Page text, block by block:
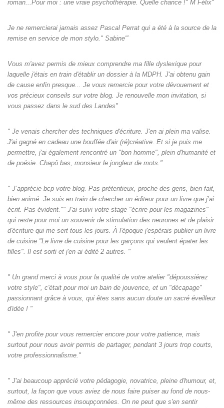
roman...Pour moi : une vraie psychothérapie. Quelle chance !" M Félix"
Je ne remercierai jamais assez Pascal Perrat qui a été à la source de la
remise en service de mon stylo." Sabine"`
Vous m'avez permis de mieux comprendre ma fille dyslexique pour
laquelle j'étais en train d'établir un dossier à la MDPH. J'ai obtenu gain
de cause enfin presque... Je vous remercie pour votre dévouement et
vos précieux conseils sur votre blog. Je renouvelle mon invitation, si
vous passez dans le sud des Landes"
" Je venais chercher des techniques d'écriture. J'en ai plein ma valise.
J'ai gagné en cadeau une bouffée d'air (ré)créative. Et si je puis me
permettre, j'ai également rencontré un "bon homme", plein d'humanité et
de poésie. Chapô bas, monsieur le jongleur de mots."
" J’apprécie bcp votre blog. Pas prétentieux, proche des gens, bien fait,
bien animé. Je suis en train de chercher un éditeur pour un livre que j’ai
écrit. Pas évident."" J'ai suivi votre stage "écrire pour les magazines"
qui reste pour moi un souvenir de stimulation des neurones et de plaisir
d'écriture qui me sert tous les jours. À l'époque j'espérais publier un livre
de cuisine "Le livre de cuisine pour les garçons qui veulent épater les
filles". Il est sorti et j'en ai édité 2 autres. "
" Un grand merci à vous pour la qualité de votre atelier "dépoussiérez
votre style", c'était pour moi un bain de jouvence, et un "décapage"
passionnant grâce à vous, qui êtes sans aucun doute un sacré éveilleur
d'idée ! "
" J'en profite pour vous remercier encore pour votre patience, mais
surtout pour nous avoir permis de partager, pendant 3 jours trop courts,
votre professionnalisme."
" J'ai beaucoup apprécié votre pédagogie, novatrice, pleine d'humour, et,
surtout, la façon que vous aviez de nous faire puiser au fond de nous-
même des ressources insoupçonnées. On ne peut que s'en sentir